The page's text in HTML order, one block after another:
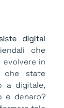
digital
che
in
che state
a digitale,
e denaro?